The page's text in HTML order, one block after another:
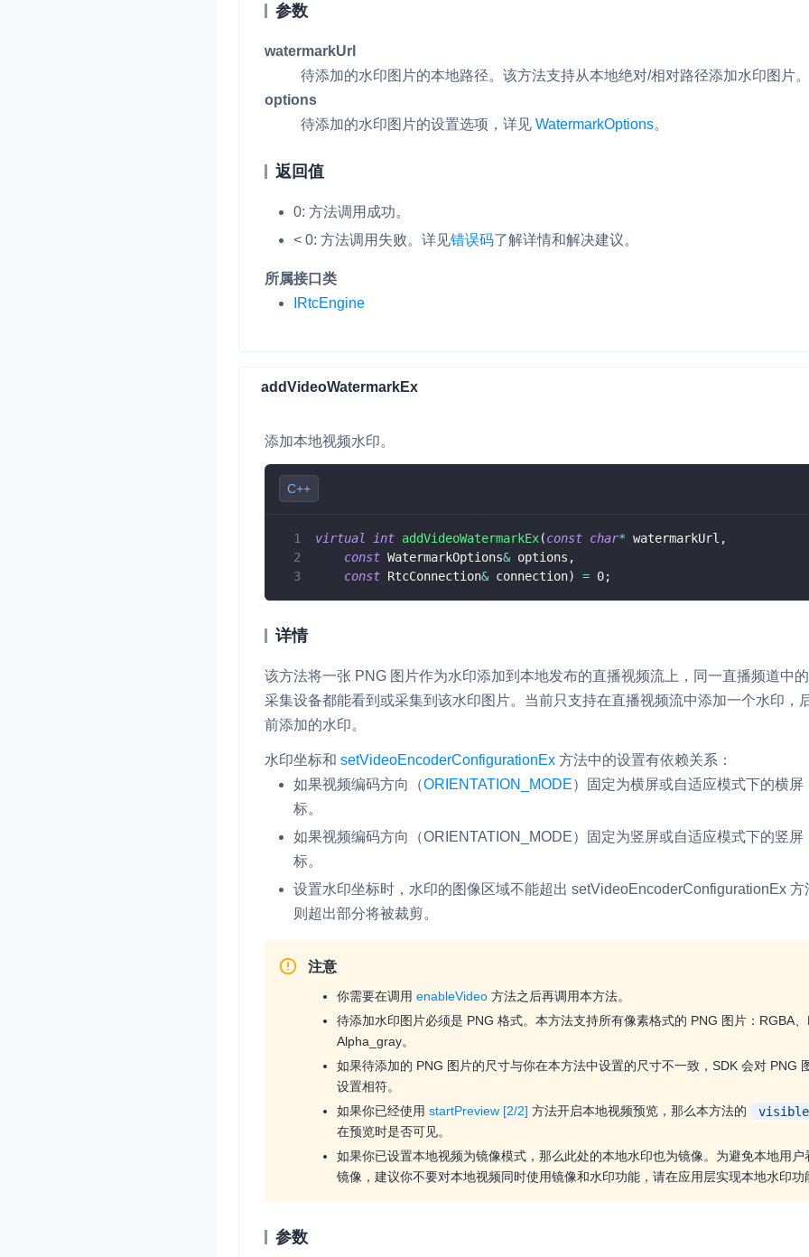
参数
watermarkUrl
待添加的水印图片的本地路径。该方法支持从本地绝对/相对路径添加水印图片。
options
待添加的水印图片的设置选项，详见 WatermarkOptions。
返回值
0: 方法调用成功。
< 0: 方法调用失败。 详见错误码了解详情和解决建议。
所属接口类
IRtcEngine
addVideoWatermarkEx
添加本地视频水印。
C++
virtual int addVideoWatermarkEx(const char* watermarkUrl ,
const WatermarkOptions& options ,
const RtcConnection& connection) = 0;
详情
该方法将一张 PNG 图片作为水印添加到本地发布的直播视频流上，同一直播频道中
采集设备都能看到或采集到该水印图片。当前只支持在直播视频流中添加一个水印，
前添加的水印。
水印坐标和 setVideoEncoderConfigurationEx 方法中的设置有依赖关系：
如果视频编码方向（ORIENTATION_MODE）固定为横屏或自适应模式下的横
标。
如果视频编码方向（ORIENTATION_MODE）固定为竖屏或自适应模式下的竖
标。
设置水印坐标时，水印的图像区域不能超出 setVideoEncoderConfigurationEx 方
则超出部分将被裁剪。
注意
你需要在调用 enableVideo 方法之后再调用本方法。
待添加水印图片必须是 PNG 格式。本方法支持所有像素格式的 PNG 图片：RGBA
Alpha_gray。
如果待添加的 PNG 图片的尺寸与你在本方法中设置的尺寸不一致，SDK 会对 PNG
设置相符。
如果你已经使用 startPreview [2/2] 方法开启本地视频预览，那么本方法的
在预览时是否可见。
如果你已设置本地视频为镜像模式，那么此处的本地水印也为镜像。为避免本地用
镜像，建议你不要对本地视频同时使用镜像和水印功能，请在应用层实现本地水印功
参数